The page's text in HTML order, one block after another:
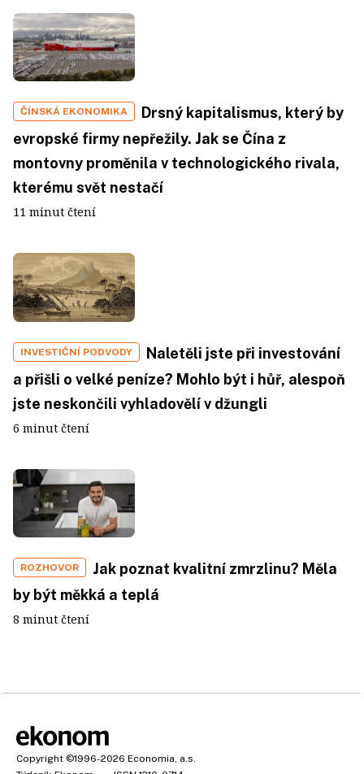
ČÍNSKÁ EKONOMIKA
Drsný kapitalismus, který by
evropské firmy nepřežily. Jak se Čína z
montovny proměnila v technologického rivala,
kterému svět nestačí
11 minut čtení
INVESTIČNÍ PODVODY
Naletěli jste při investování
a přišli o velké peníze? Mohlo být i hůř, alespoň
jste neskončili vyhladovělí v džungli
6 minut čtení
ROZHOVOR
Jak poznat kvalitní zmrzlinu? Měla
by být měkká a teplá
8 minut čtení
Copyright ©1996-2026 Economia, a.s.